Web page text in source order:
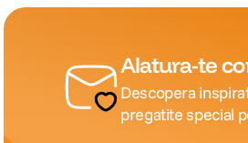
Alatura-te
Descopera
pregatite special